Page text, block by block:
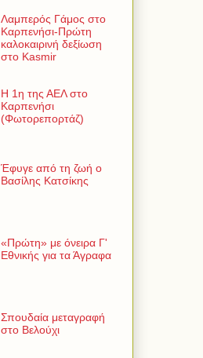
Λαμπερός Γάμος στο
Καρπενήσι-Πρώτη
καλοκαιρινή δεξίωση
στο Kasmir
Η 1η της ΑΕΛ στο
Καρπενήσι
(Φωτορεπορτάζ)
Έφυγε από τη ζωή ο
Βασίλης Κατσίκης
«Πρώτη» με όνειρα Γ'
Εθνικής για τα Άγραφα
Σπουδαία μεταγραφή
στο Βελούχι